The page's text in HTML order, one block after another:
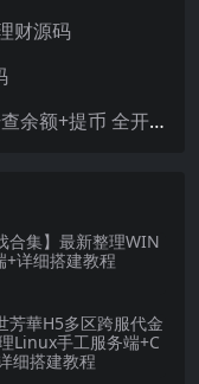
财源码
【转载】tron链秒级监控授权+查余额+提币 全开源带视频教程文字教程
合集】最新整理WIN
详细搭建教程
芳華H5多区跨服代金
Linux手工服务端+C
细搭建教程